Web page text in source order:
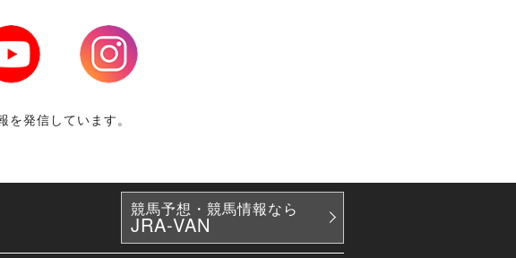
Instagram
発信しています。
競馬予想・競馬情報なら
JRA-VAN